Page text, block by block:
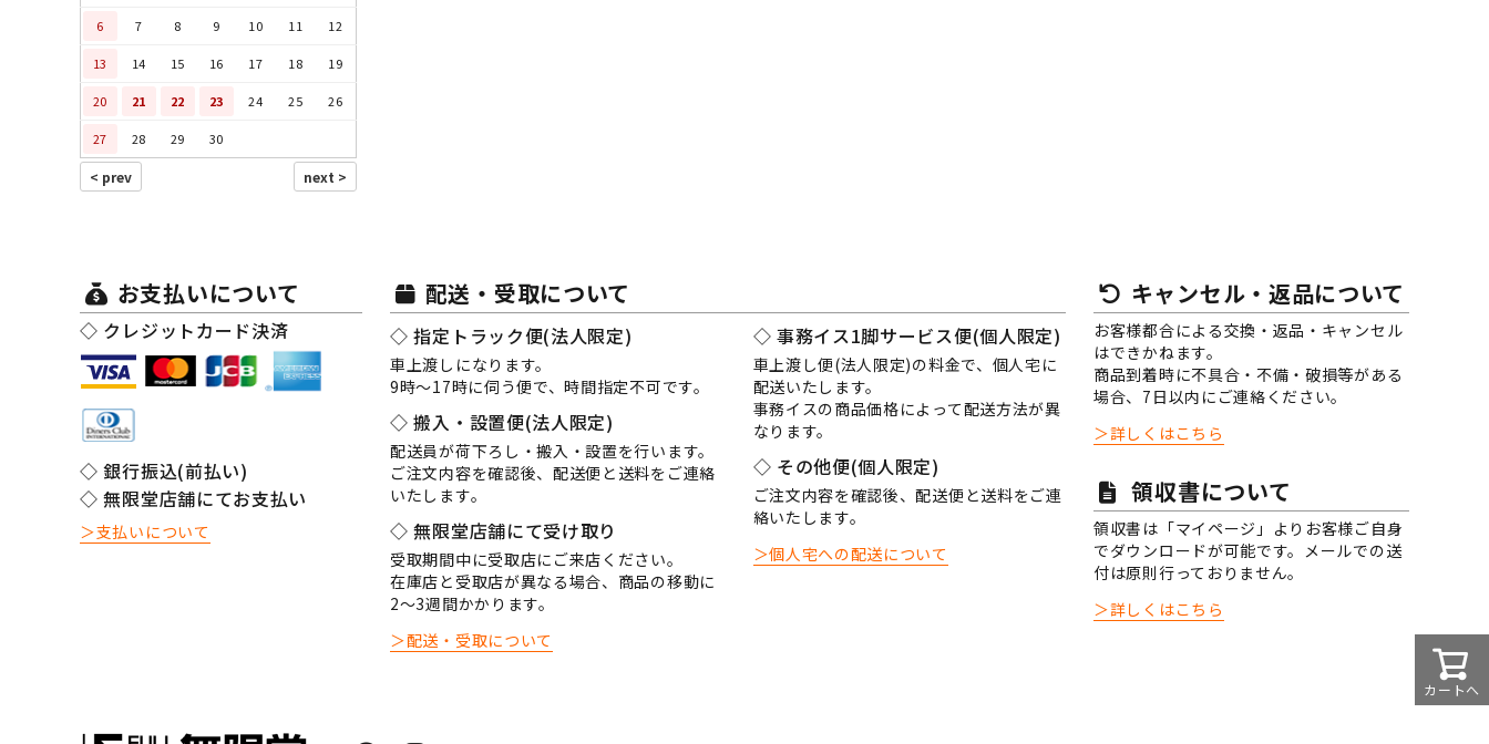
6 7 8 9 10 11 12
13 14 15 16 17 18 19
20 21 22 23 24 25 26
27 28 29 30
カートへ
お支払いについて
◇ クレジットカード決済
◇ 銀行振込(前払い)
◇ 無限堂店舗にてお支払い
＞支払いについて
配送・受取について
◇ 指定トラック便(法人限定)
車上渡しになります。
9時～17時に伺う便で、時間指定不可です。
◇ 搬入・設置便(法人限定)
配送員が荷下ろし・搬入・設置を行います。
ご注文内容を確認後、配送便と送料をご連絡
いたします。
◇ 無限堂店舗にて受け取り
受取期間中に受取店にご来店ください。
在庫店と受取店が異なる場合、商品の移動に
2～3週間かかります。
＞配送・受取について
◇ 事務イス1脚サービス便(個人限定)
車上渡し便(法人限定)の料金で、個人宅に
配送いたします。
事務イスの商品価格によって配送方法が異
なります。
◇ その他便(個人限定)
ご注文内容を確認後、配送便と送料をご連
絡いたします。
＞個人宅への配送について
キャンセル・返品について
お客様都合による交換・返品・キャンセル
はできかねます。
商品到着時に不具合・不備・破損等がある
場合、7日以内にご連絡ください。
＞詳しくはこちら
領収書について
領収書は「マイページ」よりお客様ご自身
でダウンロードが可能です。メールでの送
付は原則行っておりません。
＞詳しくはこちら